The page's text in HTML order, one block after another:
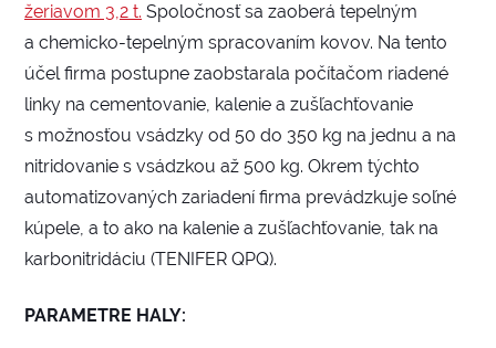
žeriavom 3,2 t. Spoločnosť sa zaoberá tepelným
a chemicko-tepelným spracovaním kovov. Na tento
účel firma postupne zaobstarala počítačom riadené
linky na cementovanie, kalenie a zušľachťovanie
s možnosťou vsádzky od 50 do 350 kg na jednu a na
nitridovanie s vsádzkou až 500 kg. Okrem týchto
automatizovaných zariadení firma prevádzkuje soľné
kúpele, a to ako na kalenie a zušľachťovanie, tak na
karbonitridáciu (TENIFER QPQ).
PARAMETRE HALY: